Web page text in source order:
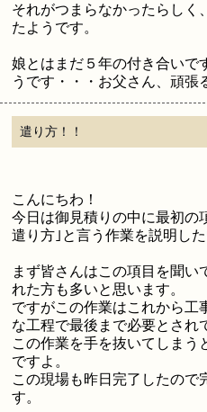
それがつまらなかったらしく
たようです。
娘とはまだ５年の付き合いで
うです・・・お父さん、頑張
遣り方！！
こんにちわ！
今日は御見積りの中に最初の
遣り方｣と言う作業を説明した
まず皆さんはこの項目を聞い
れた方も多いと思います。
ですがこの作業はこれから工
な工程で最後まで必要とされ
この作業を手を抜いてしまう
ですよ。
この現場も昨日完了したので
す。